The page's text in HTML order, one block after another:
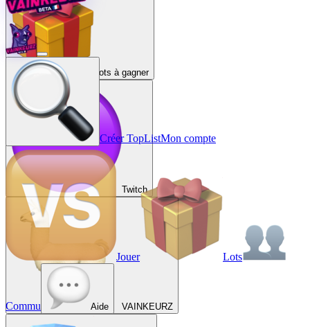
Lots à gagner
Twitch
VAINKEURZ
Créer TopListMon compte
Jouer Lots
Commu Aide